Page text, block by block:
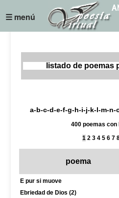
☰ menú
listado de poemas
a-b-c-d-e-f-g-h-i-j-k-l-m-n-
400 poemas
1 2 3 4 5 6 7
poema
E pur si muove
Ebriedad de Dios (2)